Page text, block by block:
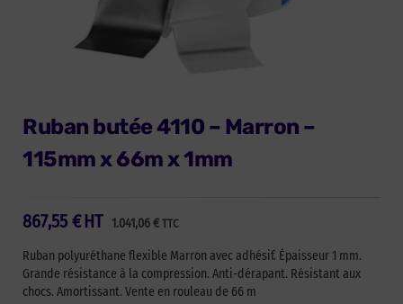
Ruban butée 4110 – Marron –
115mm x 66m x 1mm
867,55 € 1.041,06€ TTC
HT
Ruban polyuréthane flexible Marron avec adhésif. Épaisseur 1 mm.
Grande résistance à la compression. Anti-dérapant. Résistant aux
chocs. Amortissant. Vente en rouleau de 66 m